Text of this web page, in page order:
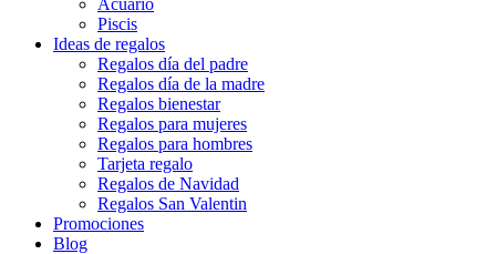
Acuario
Piscis
Ideas de regalos
Regalos día del padre
Regalos día de la madre
Regalos bienestar
Regalos para mujeres
Regalos para hombres
Tarjeta regalo
Regalos de Navidad
Regalos San Valentin
Promociones
Blog